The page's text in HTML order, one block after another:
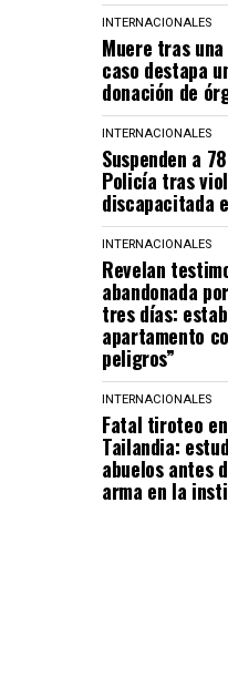
INTERNACIONALES
Muere tras
caso destapa
donación de
INTERNACIONALES
Suspenden a
Policía tras
discapacitada
INTERNACIONALES
Revelan
abandonada
tres días:
apartamento
peligros”
INTERNACIONALES
Fatal tiroteo
Tailandia:
abuelos antes
arma en la